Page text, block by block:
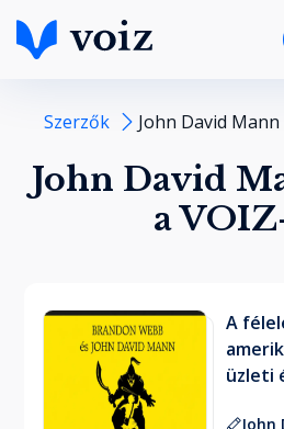
Szerzők John David Mann
John David
a
A
üzleti
John